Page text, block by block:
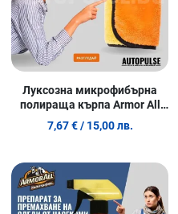
Луксозна микрофибърна
полираща кърпа Armor All
(42х38 см.)
7,67 € / 15,00 лв.